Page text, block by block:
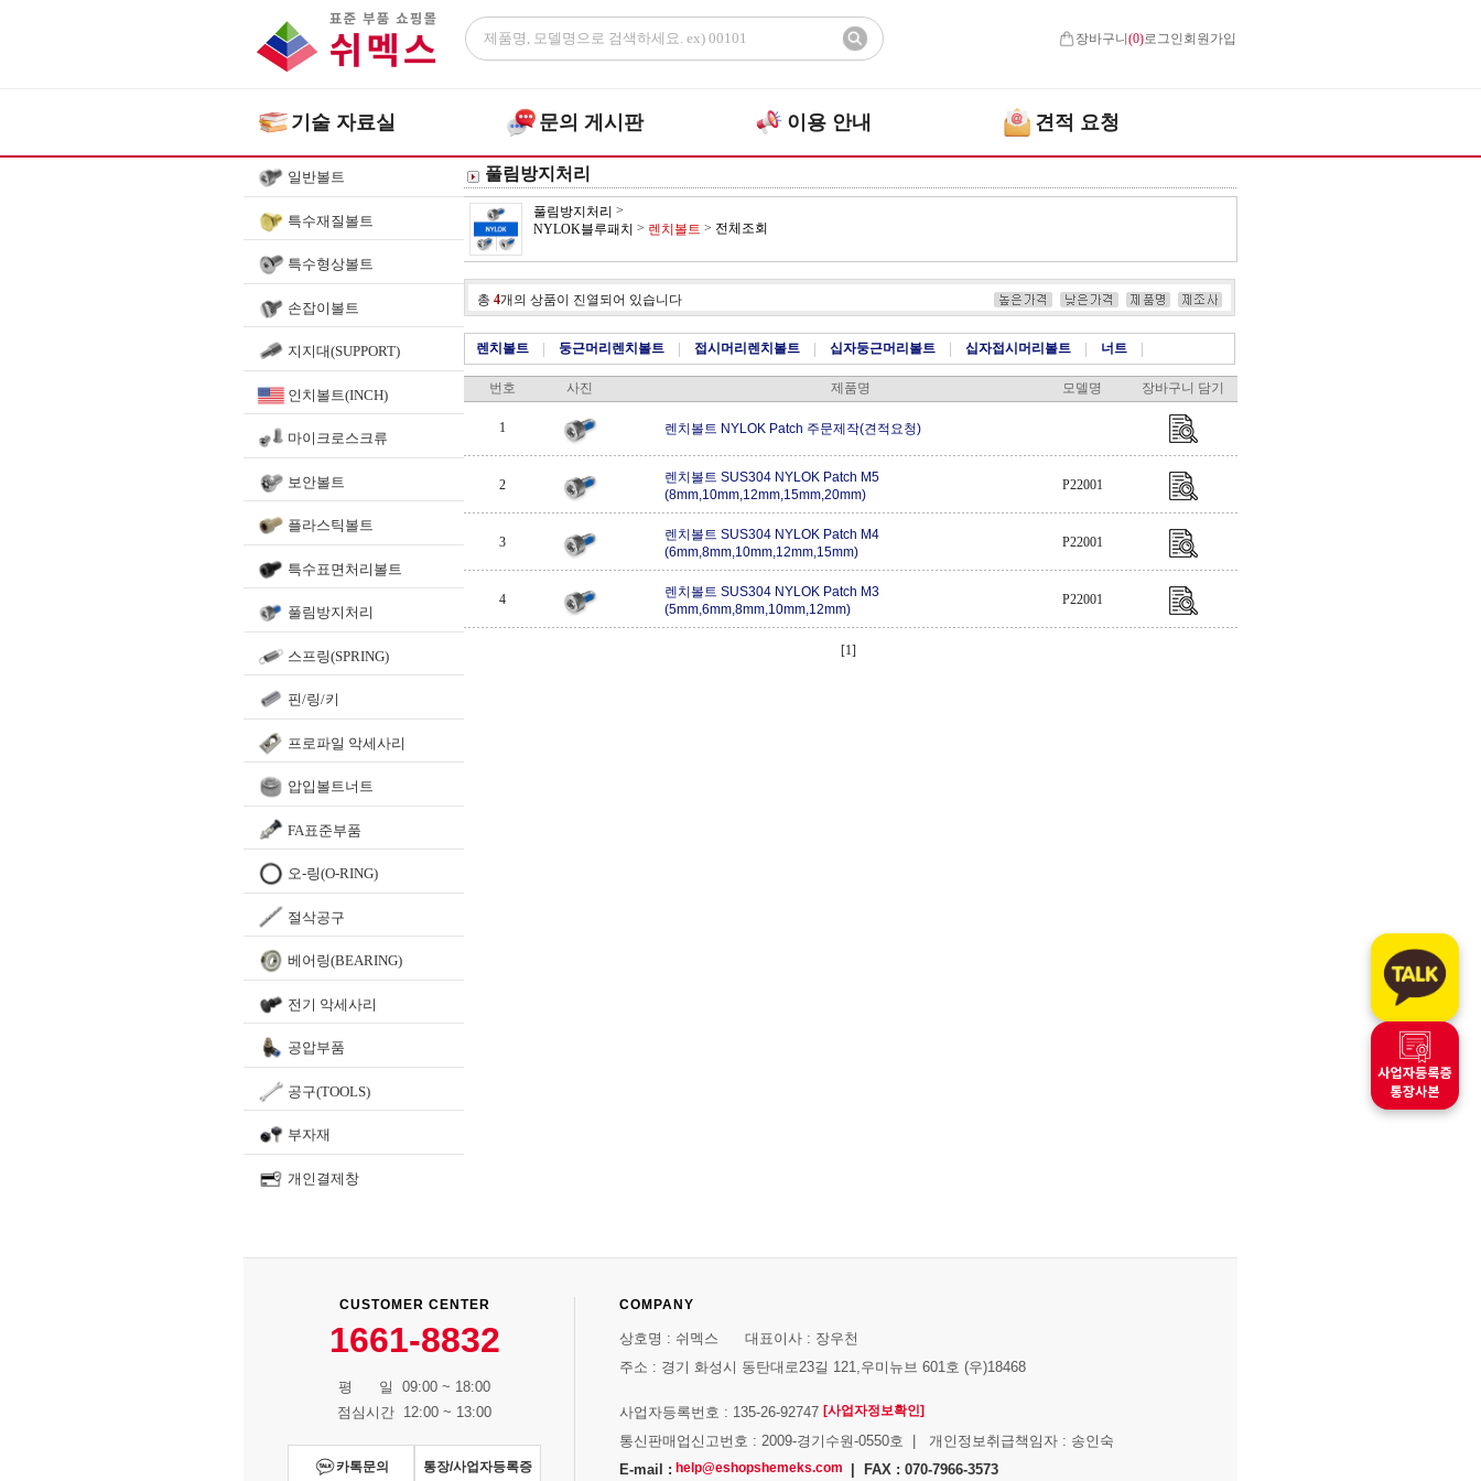
장바구니(0)로그인 회원가입
기술 자료실 문의 게시판 이용 안내 견적 요청
일반볼트
특수재질볼트
특수형상볼트
손잡이볼트
지지대(SUPPORT)
인치볼트(INCH)
마이크로스크류
보안볼트
플라스틱볼트
특수표면처리볼트
풀림방지처리
스프링(SPRING)
핀/링/키
프로파일 악세사리
압입볼트너트
FA표준부품
오-링(O-RING)
절삭공구
베어링(BEARING)
전기 악세사리
공압부품
공구(TOOLS)
부자재
개인결제창
풀림방지처리
풀림방지처리 >
NYLOK블루패치 > 렌치볼트 > 전체조회
총 4개의 상품이 진열되어 있습니다
렌치볼트 둥근머리렌치볼트 접시머리렌치볼트 십자둥근머리볼트 십자접시머리볼트 너트
번호 사진 제품명 모델명 장바구니 담기
1 렌치볼트 NYLOK Patch 주문제작(견적요청)
2
렌치볼트 SUS304 NYLOK Patch M5
(8mm,10mm,12mm,15mm,20mm)
P22001
3
렌치볼트 SUS304 NYLOK Patch M4
(6mm,8mm,10mm,12mm,15mm)
P22001
4
렌치볼트 SUS304 NYLOK Patch M3
(5mm,6mm,8mm,10mm,12mm)
P22001
[1]
CUSTOMER CENTER
1661-8832
평 일 09:00 ~ 18:00
점심시간 12:00 ~ 13:00
카톡문의 통장/사업자등록증
COMPANY
상호명 : 쉬멕스 대표이사 : 장우천
주소 : 경기 화성시 동탄대로23길 121,우미뉴브 601호 (우)18468
사업자등록번호 : 135-26-92747 [사업자정보확인]
통신판매업신고번호 : 2009-경기수원-0550호 | 개인정보취급책임자 : 송인숙
E-mail : help@eshopshemeks.com | FAX : 070-7966-3573